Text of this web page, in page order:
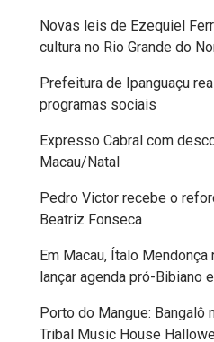
FUTEBOL
FUTURO
GERAÇÃO
DE
EMPREGO
E
RENDA
Novas leis de Ezequiel
cultura no Rio Grande do
Prefeitura de Ipanguaçu
programas sociais
Expresso Cabral com
Macau/Natal
Pedro Victor recebe o
Beatriz Fonseca
Em Macau, Ítalo
lançar agenda pró-Bibiano
Porto do Mangue: Bangalô
Tribal Music House